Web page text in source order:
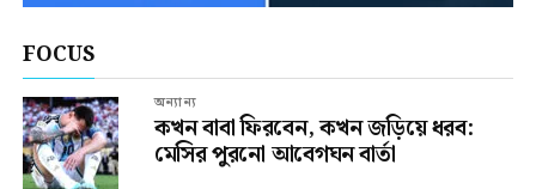
FOCUS
অন্যান্য
কখন বাবা ফিরবেন, কখন জড়িয়ে ধরব:
মেসির পুরনো আবেগঘন বার্তা